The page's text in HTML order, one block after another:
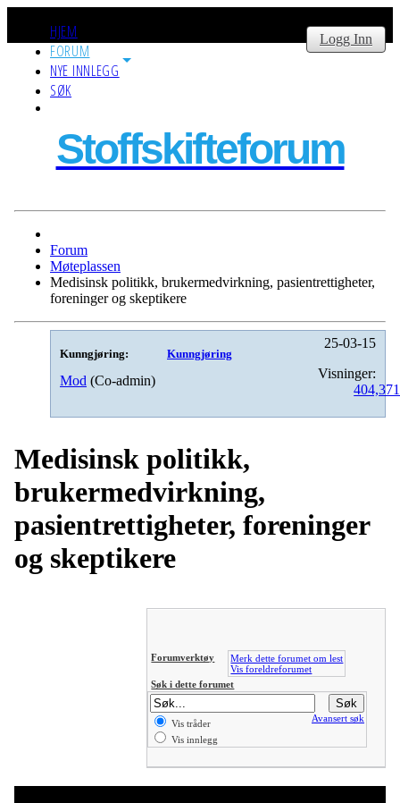
HJEM
FORUM
NYE INNLEGG
SØK
Logg Inn
Stoffskifteforum
Forum
Møteplassen
Medisinsk politikk, brukermedvirkning, pasientrettigheter,
foreninger og skeptikere
Kunngjøring: Kunngjøring
Mod (Co-admin)
25-03-15
Visninger:
404,371
Medisinsk politikk,
brukermedvirkning,
pasientrettigheter, foreninger
og skeptikere
Forumverktøy
Merk dette forumet om lest
Vis foreldreforumet
Søk i dette forumet
Vis tråder
Vis innlegg
Avansert søk